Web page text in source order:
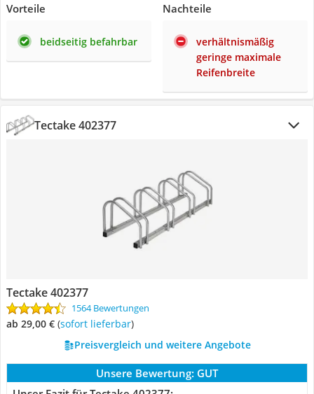
Vorteile
beidseitig befahrbar
Nachteile
verhältnismäßig
geringe maximale
Reifenbreite
Tectake 402377
Tectake 402377
1564 Bewertungen
ab 29,00 € ( Sofort lieferbar)
Preisvergleich und weitere Angebote
Unsere Bewertung: GUT